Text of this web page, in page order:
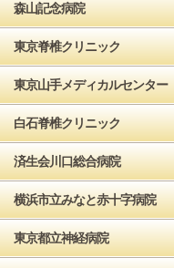
森山記念病院
東京脊椎クリニック
東京山手メディカルセンター
白石脊椎クリニック
済生会川口総合病院
横浜市立みなと赤十字病院
東京都立神経病院